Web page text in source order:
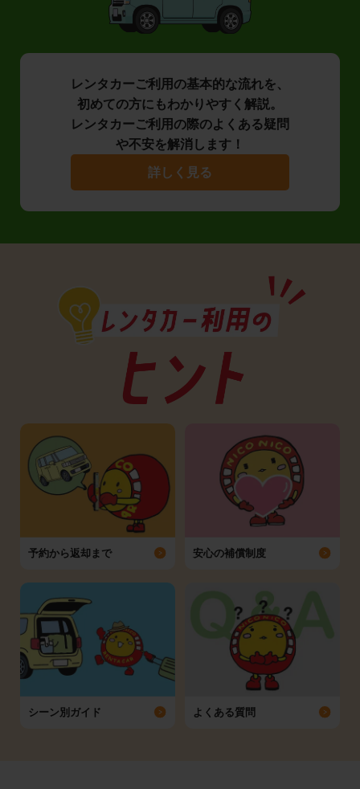
レンタカーご利用の基本的な流れを、
初めての方にもわかりやすく解説。
レンタカーご利用の際のよくある疑問
や不安を解消します！
詳しく見る
予約から返却まで 安心の補償制度
シーン別ガイド よくある質問